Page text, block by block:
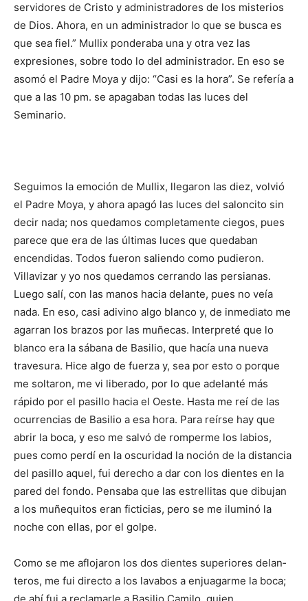
servidores de Cristo y administradores de los misterios
de Dios. Ahora, en un administrador lo que se busca es
que sea fiel.” Mullix ponderaba una y otra vez las
expresiones, sobre todo lo del administrador. En eso se
asomó el Padre Moya y dijo: “Casi es la hora”. Se refería a
que a las 10 pm. se apagaban todas las luces del
Seminario.
Seguimos la emoción de Mullix, llegaron las diez, volvió
el Padre Moya, y ahora apagó las luces del saloncito sin
decir nada; nos quedamos completamente ciegos, pues
parece que era de las últimas luces que que­daban
encendidas. Todos fueron saliendo como pudieron.
Villavizar y yo nos quedamos cerrando las persianas.
Luego salí, con las manos hacia delante, pues no veía
nada. En eso, casi adivino algo blanco y, de inmediato me
agarran los brazos por las muñecas. Interpreté que lo
blanco era la sábana de Basilio, que hacía una nueva
travesura. Hice algo de fuerza y, sea por esto o porque
me soltaron, me vi liberado, por lo que adelanté más
rápido por el pasillo hacia el Oeste. Hasta me reí de las
ocurrencias de Basilio a esa hora. Para reírse hay que
abrir la boca, y eso me salvó de romperme los labios,
pues como perdí en la oscuridad la noción de la distancia
del pasillo aquel, fui derecho a dar con los dientes en la
pared del fondo. Pensaba que las estrellitas que dibujan
a los muñequitos eran ficticias, pero se me iluminó la
noche con ellas, por el golpe.
Como se me aflojaron los dos dientes superiores delan­
teros, me fui directo a los lavabos a enjuagarme la boca;